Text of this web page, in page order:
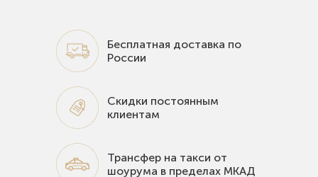
Бесплатная доставка по
России
Скидки постоянным
клиентам
Трансфер на такси от
шоурума в пределах МКАД